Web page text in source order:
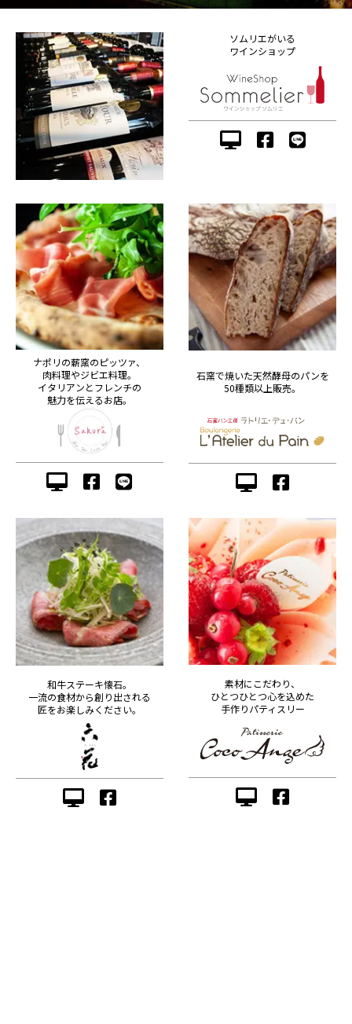
ソムリエがいる
ワインショップ
ナポリの薪窯のピッツァ、
肉料理やジビエ料理。
イタリアンとフレンチの
魅力を伝えるお店。
石窯で焼いた天然酵母のパンを
50種類以上販売。
和牛ステーキ懐石。
一流の食材から創り出される
匠をお楽しみください。
素材にこだわり、
ひとつひとつ心を込めた
手作りパティスリー